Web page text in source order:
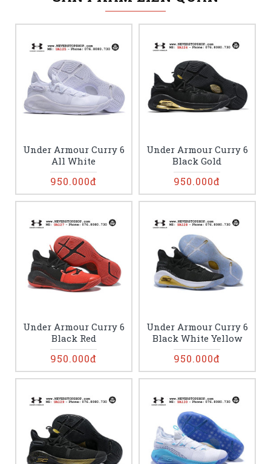
Under Armour Curry 6
All White
950.000đ
Under Armour Curry 6
Black Gold
950.000đ
Under Armour Curry 6
Black Red
950.000đ
Under Armour Curry 6
Black White Yellow
950.000đ